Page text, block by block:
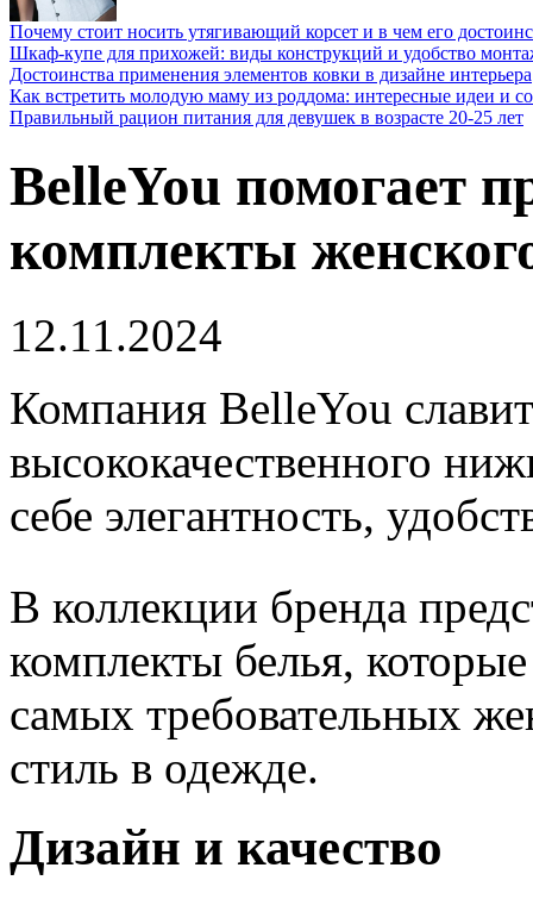
Почему стоит носить утягивающий корсет и в чем его
Шкаф-купе для прихожей: виды конструкций и удобство
Достоинства применения элементов ковки в дизайне интерьера
Как встретить молодую маму из роддома: интересные идеи и
Правильный рацион питания для девушек в возрасте 20-25 лет
BelleYou помогает
комплекты
12.11.2024
Компания BelleYou
высококачественного
себе элегантность,
В коллекции бренда
комплекты белья,
самых требовательных
стиль в одежде.
Дизайн и качество